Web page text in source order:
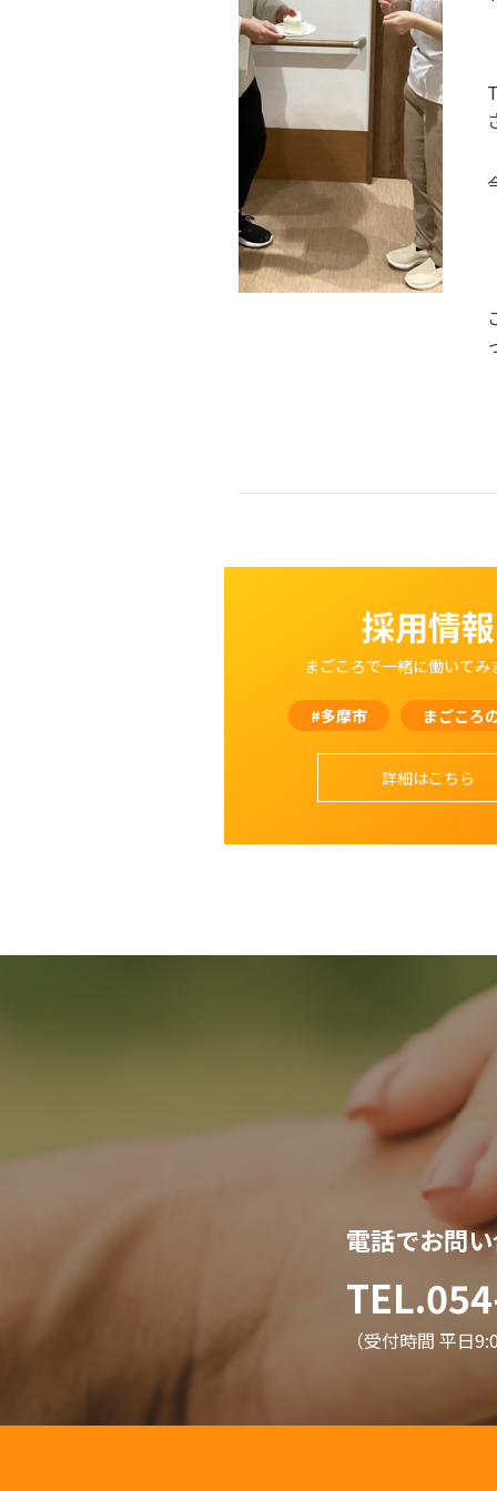
採用情報
まごころで一緒に働いてみ
#多摩市 まごころ
詳細はこちら
電話でお問
（受付時間 平日